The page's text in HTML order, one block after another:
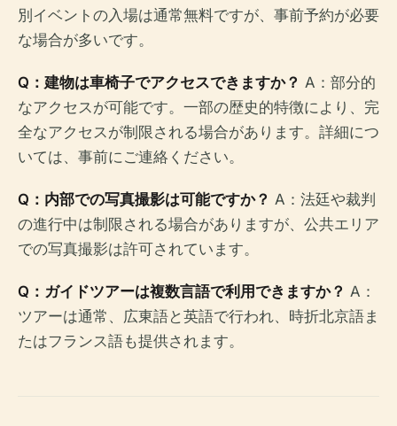
別イベントの入場は通常無料ですが、事前予約が必要
な場合が多いです。
Q：建物は車椅子でアクセスできますか？ A：部分的
なアクセスが可能です。一部の歴史的特徴により、完
全なアクセスが制限される場合があります。詳細につ
いては、事前にご連絡ください。
Q：内部での写真撮影は可能ですか？ A：法廷や裁判
の進行中は制限される場合がありますが、公共エリア
での写真撮影は許可されています。
Q：ガイドツアーは複数言語で利用できますか？ A：
ツアーは通常、広東語と英語で行われ、時折北京語ま
たはフランス語も提供されます。